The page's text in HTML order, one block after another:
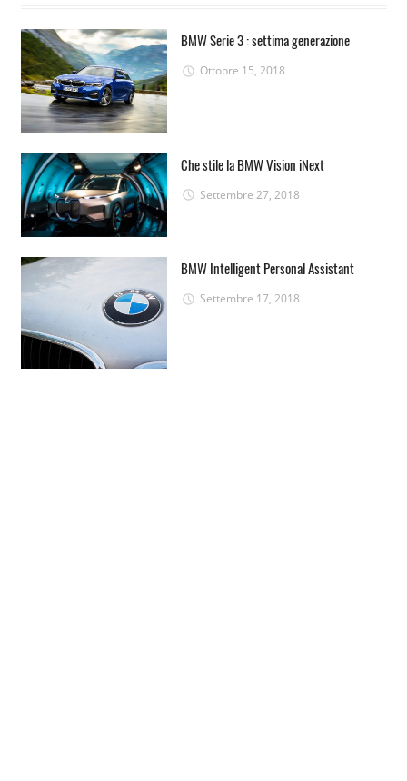
BMW Serie 3 : settima generazione
Ottobre 15, 2018
Che stile la BMW Vision iNext
Settembre 27, 2018
BMW Intelligent Personal Assistant
Settembre 17, 2018